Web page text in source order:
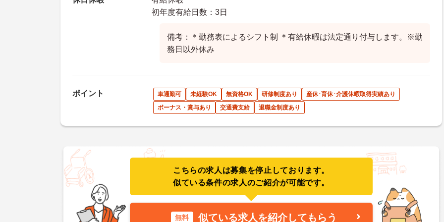
初年度有給日数：3日
備考：＊勤務表によるシフト制 ＊有給休暇は法定通り付与します。※勤
務日以外休み
ポイント 車通勤可 未経験OK 無資格OK 研修制度あり
産休･育休･介護休暇取得実績あり
ボーナス・賞与あり
交通費支給 退職金制度あり
こちらの求人は募集を停止しております。
似ている条件の求人のご紹介が可能です。
無料 似ている求人を紹介してもらう